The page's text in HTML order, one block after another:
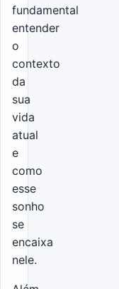
fundamental
entender
o
contexto
da
sua
vida
atual
e
como
esse
sonho
se
encaixa
nele.